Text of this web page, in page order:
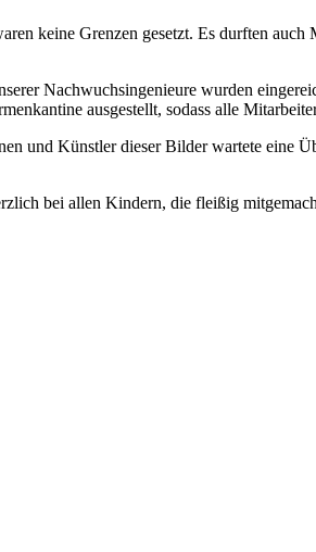
keine Grenzen gesetzt. Es durften
Nachwuchsingenieure wurden
ausgestellt, sodass alle
und Künstler dieser Bilder wartete eine
bei allen Kindern, die fleißig